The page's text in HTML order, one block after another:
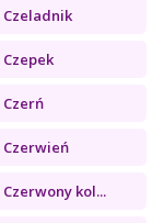
Czeladnik
Czepek
Czerń
Czerwień
Czerwony kol...